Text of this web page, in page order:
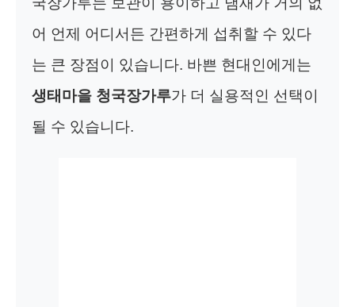
어 언제 어디서든 간편하게 섭취할 수 있다
는 큰 장점이 있습니다. 바쁜 현대인에게는
생태마을 청국장가루가 더 실용적인 선택이
될 수 있습니다.